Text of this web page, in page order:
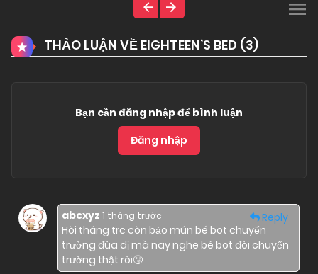
THẢO LUẬN VỀ EIGHTEEN’S BED (3)
Bạn cần đăng nhập để bình luận
Đăng nhập
abcxyz 1 tháng trước
Hòi tháng trc còn bảo mún bé bot chuyển
trường đùa dị mà nay nghe bé bot đòi chuyển
trường thật ròi🤧
Reply